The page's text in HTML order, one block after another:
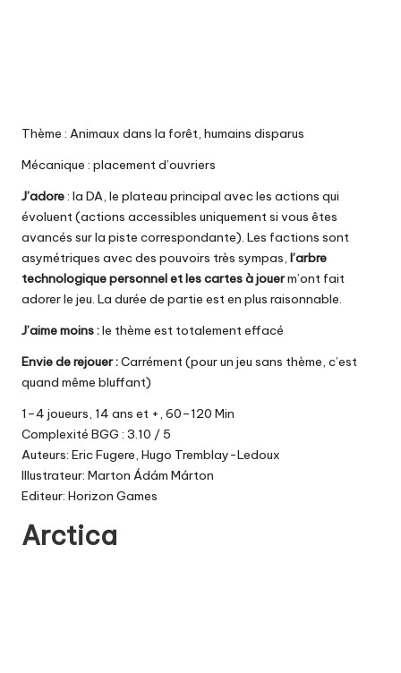
Thème : Animaux dans la forêt, humains disparus
Mécanique : placement d’ouvriers
J’adore: la DA, le plateau principal avec les actions qui
évoluent (actions accessibles uniquement si vous êtes
avancés sur la piste correspondante). Les factions sont
asymétriques avec des pouvoirs très sympas, l’arbre
technologique personnel et les cartes à jouerm’ont fait
adorer le jeu. La durée de partie est en plus raisonnable.
J’aime moins :le thème est totalement effacé
Envie de rejouer :Carrément (pour un jeu sans thème, c’est
quand même bluffant)
1–4 joueurs, 14 ans et +, 60–120 Min
Complexité BGG : 3.10 / 5
Auteurs: Eric Fugere, Hugo Tremblay-Ledoux
Illustrateur: Marton Ádám Márton
Editeur: Horizon Games
Arctica